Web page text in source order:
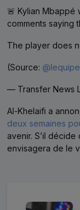
🚨 Kylian Mbappé
comments saying
The player does
(Source: @lequipe
— Transfer News
Al-Khelaifi a
deux semaines
avenir. S’il
envisagera de le